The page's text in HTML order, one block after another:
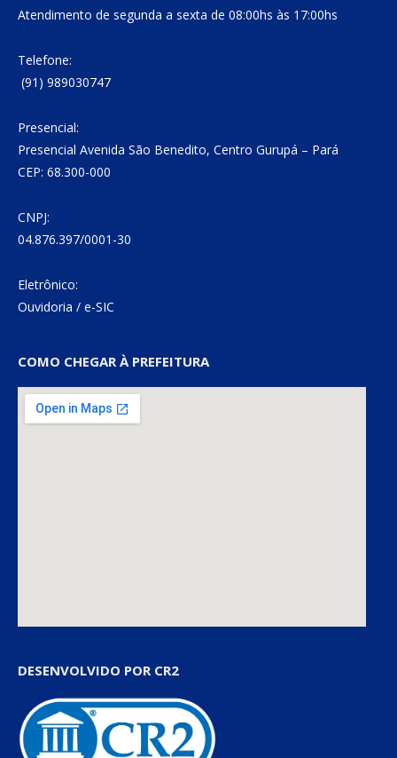
Atendimento de segunda a sexta de 08:00hs às 17:00hs
Telefone:
(91) 989030747
Presencial:
Presencial Avenida São Benedito, Centro Gurupá – Pará
CEP: 68.300-000
CNPJ:
04.876.397/0001-30
Eletrônico:
Ouvidoria / e-SIC
COMO CHEGAR À PREFEITURA
DESENVOLVIDO POR CR2